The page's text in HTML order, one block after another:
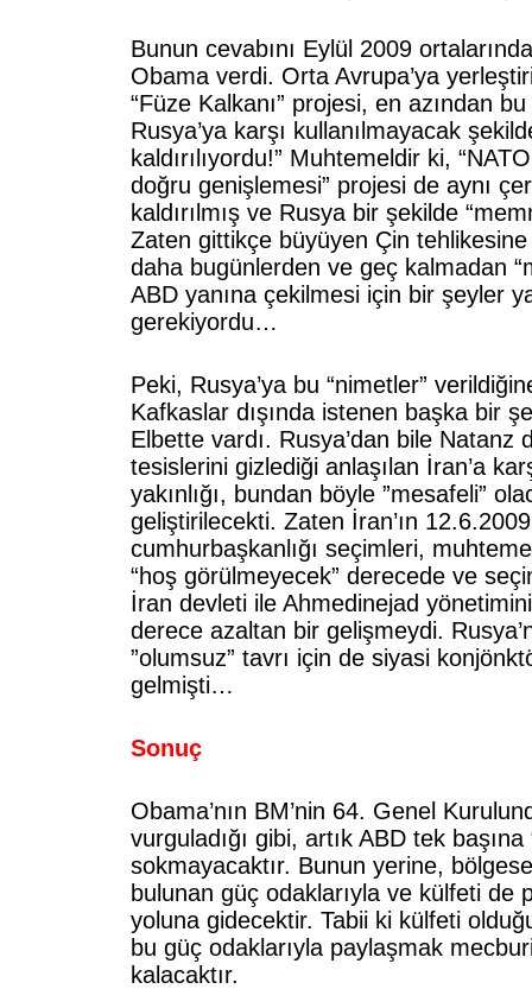
Bunun cevabını Eylül 2009
Obama verdi. Orta Avrupa’ya
“Füze Kalkanı” projesi, en azından
Rusya’ya karşı kullanılmayacak
kaldırılıyordu!” Muhtemeldir ki,
doğru genişlemesi” projesi de aynı
kaldırılmış ve Rusya bir şekilde
Zaten gittikçe büyüyen Çin tehlikesine
daha bugünlerden ve geç kalmadan
ABD yanına çekilmesi için bir şeyler
gerekiyordu…
Peki, Rusya’ya bu “nimetler”
Kafkaslar dışında istenen başka bir
Elbette vardı. Rusya’dan bile Natanz
tesislerini gizlediği anlaşılan İran’a
yakınlığı, bundan böyle ”mesafeli”
geliştirilecekti. Zaten İran’ın
cumhurbaşkanlığı seçimleri,
“hoş görülmeyecek” derecede ve
İran devleti ile Ahmedinejad
derece azaltan bir gelişmeydi.
”olumsuz” tavrı için de siyasi
gelmişti…
Sonuç
Obama’nın BM’nin 64. Genel
vurguladığı gibi, artık ABD tek başına
sokmayacaktır. Bunun yerine,
bulunan güç odaklarıyla ve külfeti de
yoluna gidecektir. Tabii ki külfeti
bu güç odaklarıyla paylaşmak
kalacaktır.